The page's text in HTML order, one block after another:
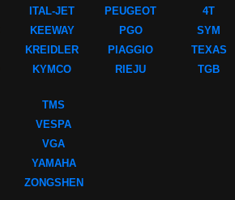
ITAL-JET
KEEWAY
KREIDLER
KYMCO
PEUGEOT
PGO
PIAGGIO
RIEJU
4T
SYM
TEXAS
TGB
TMS
VESPA
VGA
YAMAHA
ZONGSHEN